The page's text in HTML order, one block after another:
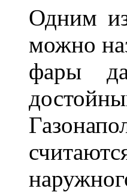
Одним
можно
фары